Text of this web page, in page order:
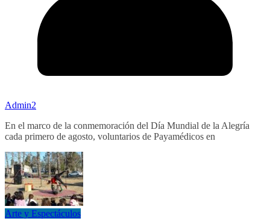
Admin2
En el marco de la conmemoración del Día Mundial de la Alegría
cada primero de agosto, voluntarios de Payamédicos en
Arte y Espectáculos